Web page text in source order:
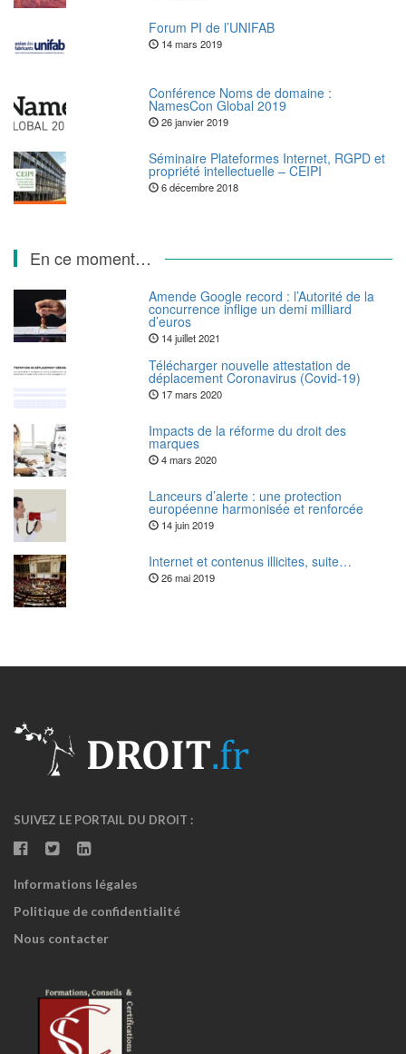
Forum PI de l’UNIFAB
14 mars 2019
Conférence Noms de domaine :
NamesCon Global 2019
26 janvier 2019
Séminaire Plateformes Internet, RGPD et
propriété intellectuelle – CEIPI
6 décembre 2018
En ce moment…
Amende Google record : l’Autorité de la
concurrence inflige un demi milliard
d’euros
14 juillet 2021
Télécharger nouvelle attestation de
déplacement Coronavirus (Covid-19)
17 mars 2020
Impacts de la réforme du droit des
marques
4 mars 2020
Lanceurs d’alerte : une protection
européenne harmonisée et renforcée
14 juin 2019
Internet et contenus illicites, suite…
26 mai 2019
SUIVEZ LE PORTAIL DU DROIT :
Informations légales
Politique de confidentialité
Nous contacter